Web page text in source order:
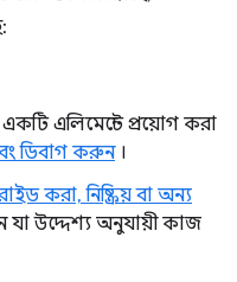
এলিমেন্টে প্রয়োগ করা
ডিবাগ করুন।
করা, নিষ্ক্রিয় বা অন্য
উদ্দেশ্য অনুযায়ী কাজ